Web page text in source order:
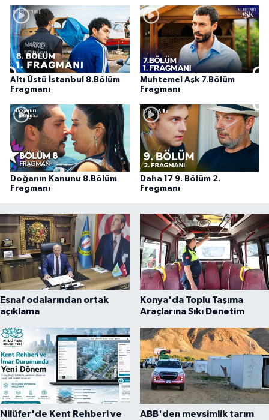
Altı Üstü İstanbul 8.Bölüm
Fragmanı
Muhtemel Aşk 7.Bölüm
Fragmanı
Doğanın Kanunu 8.Bölüm
Fragmanı
Daha 17 9. Bölüm 2.
Fragmanı
Esnaf odalarından ortak
açıklama
Konya'da Toplu Taşıma
Araçlarına Sıkı Denetim
Nilüfer'de Kent Rehberi ve
ABB'den mevsimlik tarım